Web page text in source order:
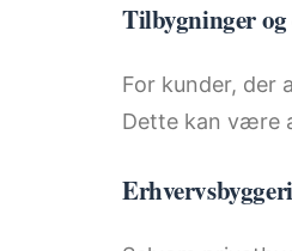
Tilbygninger
For kunder, der
Dette kan være
Erhvervsbyggeri